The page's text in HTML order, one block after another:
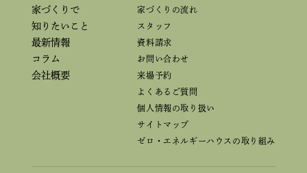
家づくりで
知りたいこと
最新情報
コラム
会社概要
家づくりの流れ
スタッフ
資料請求
お問い合わせ
来場予約
よくあるご質問
個人情報の取り扱い
サイトマップ
ゼロ・エネルギーハウスの取り組み